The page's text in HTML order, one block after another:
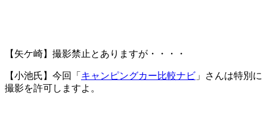
【矢ケ崎】撮影禁止とありますが・・・・
【小池氏】今回「 キャンピングカー比較ナビ 」さんは特別に
撮影を許可しますよ。